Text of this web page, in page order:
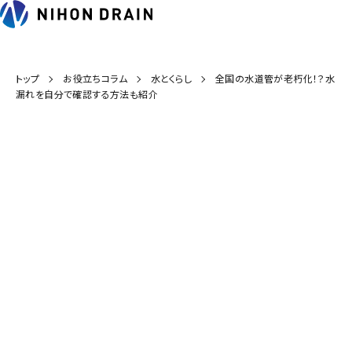
トップ お役立ちコラム 水とくらし
全国の水道管が老朽化！？水
漏れを自分で確認する方法も紹介